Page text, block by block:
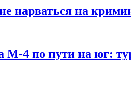
нарваться на
М-4 по пути на юг: